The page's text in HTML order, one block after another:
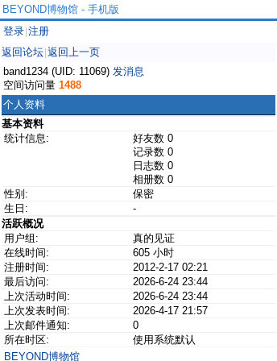
BEYOND博物馆 - 手机版
登录 注册
返回论坛 返回上一页
band1234 (UID: 11069) 发消息
空间访问量 1488
个人资料
基本资料
统计信息:
好友数 0
记录数 0
日志数 0
相册数 0
性别:
保密
生日:
-
活跃概况
用户组:
真的见证
在线时间:
605 小时
注册时间:
2012-2-17 02:21
最后访问:
2026-6-24 23:44
上次活动时间:
2026-6-24 23:44
上次发表时间:
2026-4-17 21:57
上次邮件通知:
0
所在时区:
使用系统默认
BEYOND博物馆